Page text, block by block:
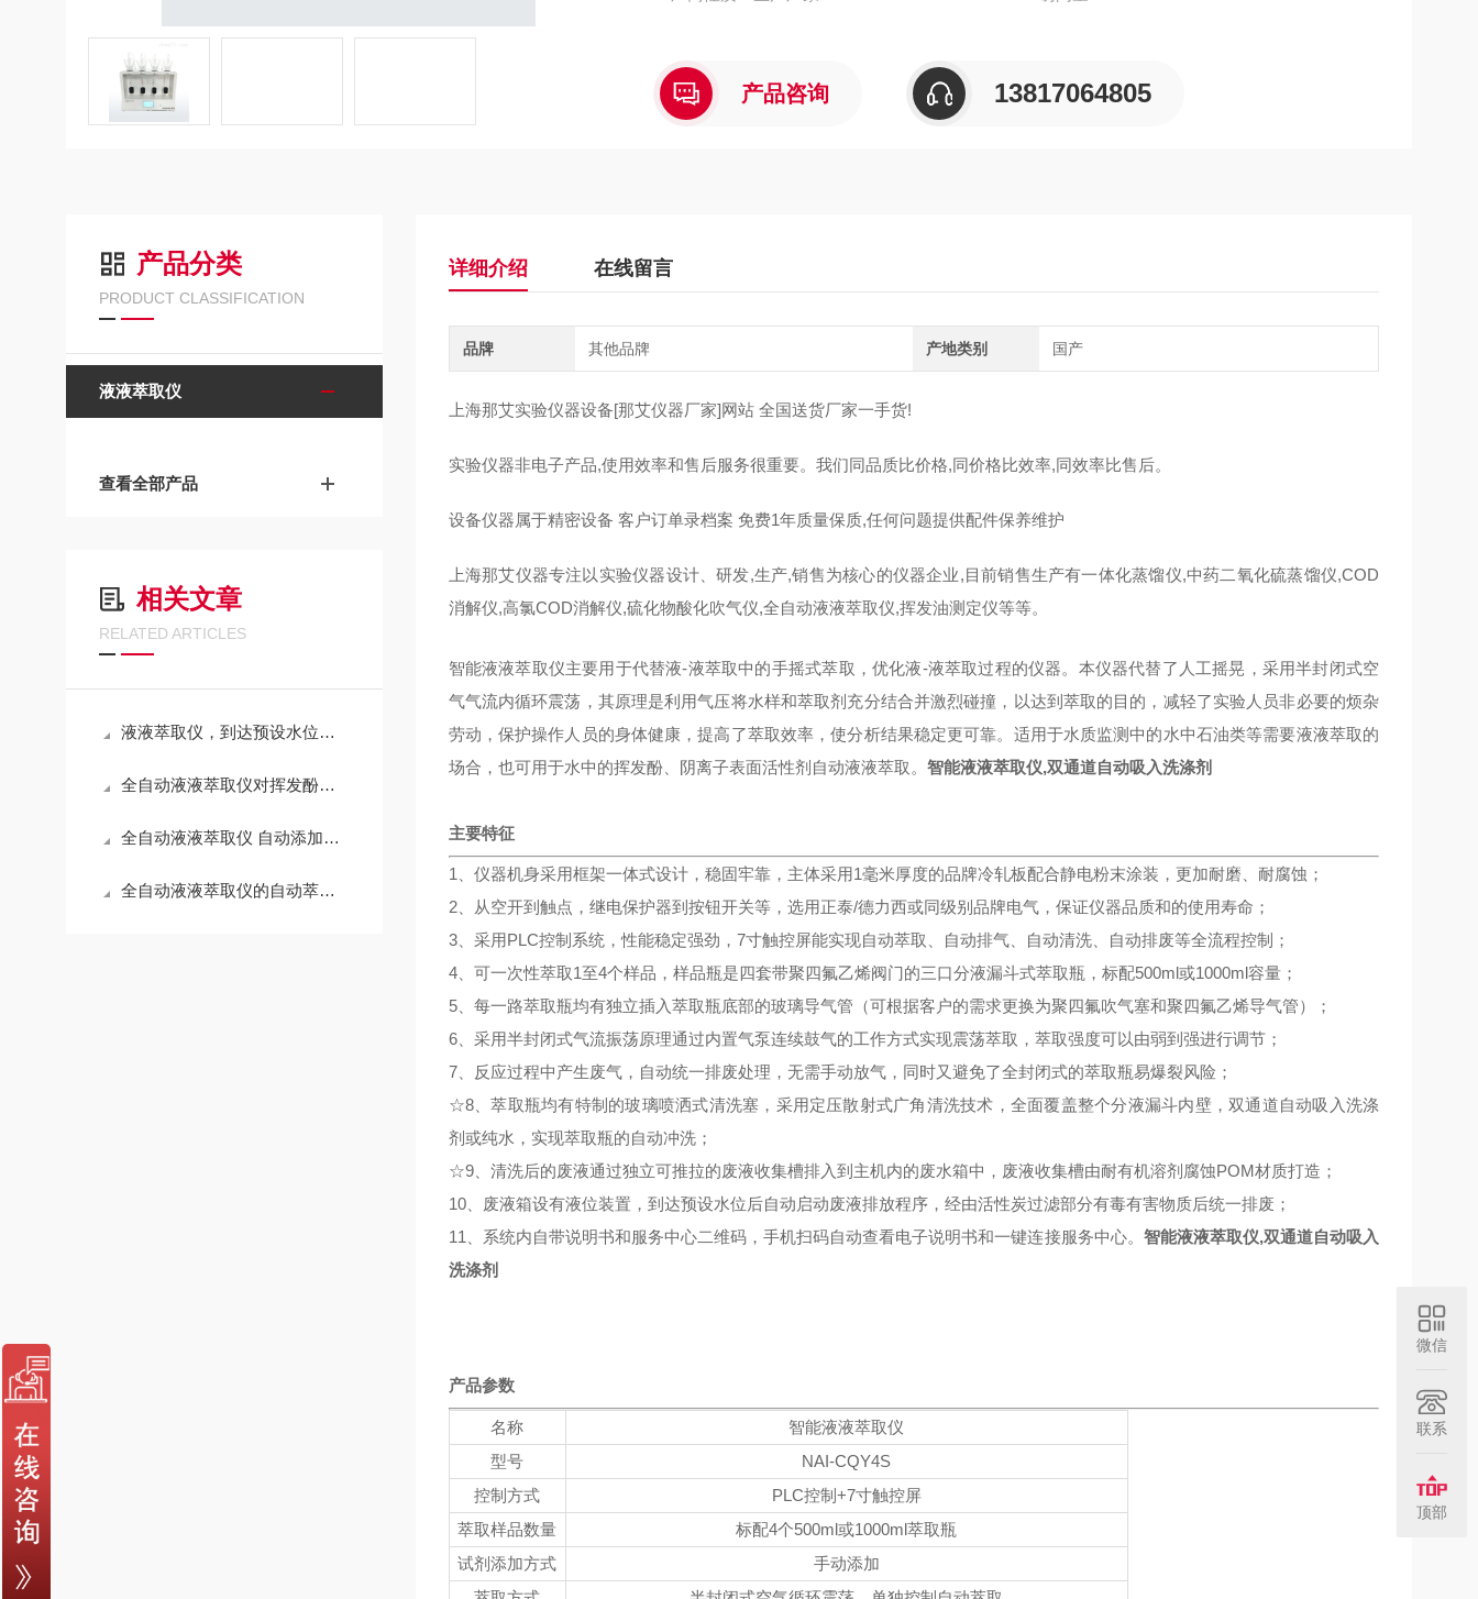
产品咨询 13817064805
产品分类
PRODUCT CLASSIFICATION
液液萃取仪
查看全部产品
相关文章
RELATED ARTICLES
液液萃取仪，到达预设水位后自动启动废液排放程序
全自动液液萃取仪对挥发酚校准曲线的测定
全自动液液萃取仪 自动添加试剂 那艾
全自动液液萃取仪的自动萃取自动加液说明参数
详细介绍 在线留言
品牌 其他品牌 产地类别 国产
上海那艾实验仪器设备[那艾仪器厂家]网站 全国送货厂家一手货!
实验仪器非电子产品,使用效率和售后服务很重要。我们同品质比价格,同价格比效率,同效率比售后。
设备仪器属于精密设备 客户订单录档案 免费1年质量保质,任何问题提供配件保养维护
上海那艾仪器专注以实验仪器设计、研发,生产,销售为核心的仪器企业,目前销售生产有一体化蒸馏仪,中药二氧化硫蒸馏仪,COD
消解仪,高氯COD消解仪,硫化物酸化吹气仪,全自动液液萃取仪,挥发油测定仪等等。
智能液液萃取仪主要用于代替液-液萃取中的手摇式萃取，优化液-液萃取过程的仪器。本仪器代替了人工摇晃，采用半封闭式空
气气流内循环震荡，其原理是利用气压将水样和萃取剂充分结合并激烈碰撞，以达到萃取的目的，减轻了实验人员非必要的烦杂
劳动，保护操作人员的身体健康，提高了萃取效率，使分析结果稳定更可靠。适用于水质监测中的水中石油类等需要液液萃取的
场合，也可用于水中的挥发酚、阴离子表面活性剂自动液液萃取。 智能液液萃取仪,双通道自动吸入洗涤剂
主要特征
1、仪器机身采用框架一体式设计，稳固牢靠，主体采用1毫米厚度的品牌冷轧板配合静电粉末涂装，更加耐磨、耐腐蚀；
2、从空开到触点，继电保护器到按钮开关等，选用正泰/德力西或同级别品牌电气，保证仪器品质和的使用寿命；
3、采用PLC控制系统，性能稳定强劲，7寸触控屏能实现自动萃取、自动排气、自动清洗、自动排废等全流程控制；
4、可一次性萃取1至4个样品，样品瓶是四套带聚四氟乙烯阀门的三口分液漏斗式萃取瓶，标配500ml或1000ml容量；
5、每一路萃取瓶均有独立插入萃取瓶底部的玻璃导气管（可根据客户的需求更换为聚四氟吹气塞和聚四氟乙烯导气管）；
6、采用半封闭式气流振荡原理通过内置气泵连续鼓气的工作方式实现震荡萃取，萃取强度可以由弱到强进行调节；
7、反应过程中产生废气，自动统一排废处理，无需手动放气，同时又避免了全封闭式的萃取瓶易爆裂风险；
☆8、萃取瓶均有特制的玻璃喷洒式清洗塞，采用定压散射式广角清洗技术，全面覆盖整个分液漏斗内壁，双通道自动吸入洗涤
剂或纯水，实现萃取瓶的自动冲洗；
☆9、清洗后的废液通过独立可推拉的废液收集槽排入到主机内的废水箱中，废液收集槽由耐有机溶剂腐蚀POM材质打造；
10、废液箱设有液位装置，到达预设水位后自动启动废液排放程序，经由活性炭过滤部分有毒有害物质后统一排废；
11、系统内自带说明书和服务中心二维码，手机扫码自动查看电子说明书和一键连接服务中心。 智能液液萃取仪,双通道自动吸入
洗涤剂
产品参数
名称
智能液液萃取仪
型号
NAI-CQY4S
控制方式
PLC控制+7寸触控屏
萃取样品数量
标配4个500ml或1000ml萃取瓶
试剂添加方式
手动添加
微信
联系
顶部